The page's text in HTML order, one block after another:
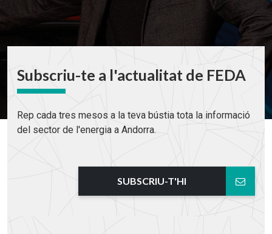
Subscriu-te a l'actualitat de FEDA
Rep cada tres mesos a la teva bústia tota la informació
del sector de l'energia a Andorra.
SUBSCRIU-T'HI